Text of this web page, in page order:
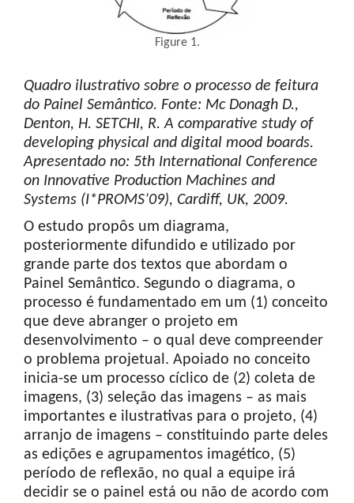
Figure 1.
Quadro ilustrativo sobre o processo de feitura
do Painel Semântico. Fonte: Mc Donagh D.,
Denton, H. SETCHI, R. A comparative study of
developing physical and digital mood boards.
Apresentado no: 5th International Conference
on Innovative Production Machines and
Systems (I*PROMS’09), Cardiff, UK, 2009.
O estudo propôs um diagrama,
posteriormente difundido e utilizado por
grande parte dos textos que abordam o
Painel Semântico. Segundo o diagrama, o
processo é fundamentado em um (1) conceito
que deve abranger o projeto em
desenvolvimento – o qual deve compreender
o problema projetual. Apoiado no conceito
inicia-se um processo cíclico de (2) coleta de
imagens, (3) seleção das imagens – as mais
importantes e ilustrativas para o projeto, (4)
arranjo de imagens – constituindo parte deles
as edições e agrupamentos imagético, (5)
período de reflexão, no qual a equipe irá
decidir se o painel está ou não de acordo com